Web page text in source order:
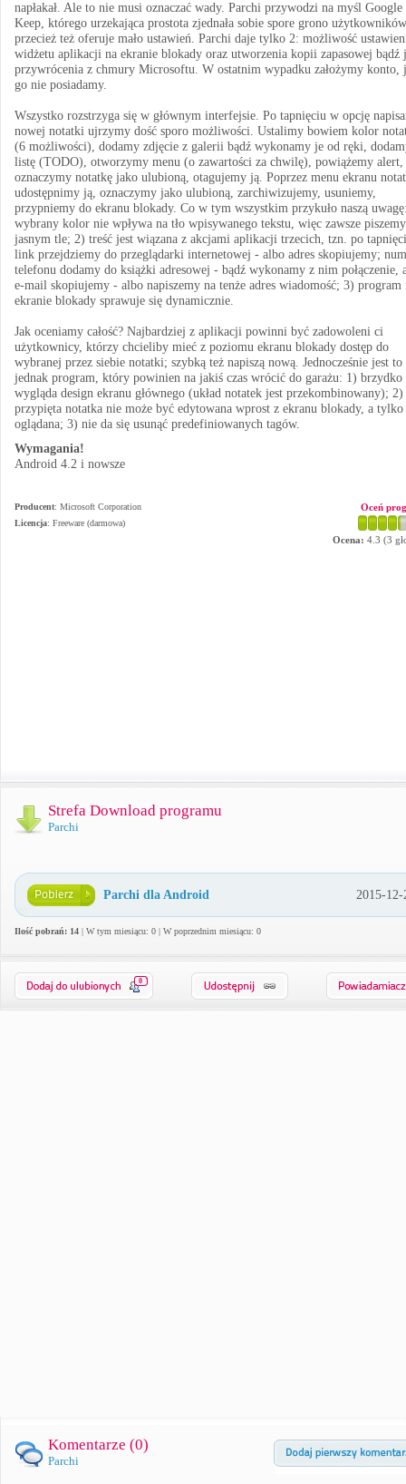
napłakał. Ale to nie musi oznaczać wady. Parchi przywodzi na myśl Google
Keep, którego urzekająca prostota zjednała sobie spore grono
przecież też oferuje mało ustawień. Parchi daje tylko 2: możliwość
widżetu aplikacji na ekranie blokady oraz utworzenia kopii zapasowej bądź
przywrócenia z chmury Microsoftu. W ostatnim wypadku założymy konto,
go nie posiadamy.
Wszystko rozstrzyga się w głównym interfejsie. Po tapnięciu w opcję
nowej notatki ujrzymy dość sporo możliwości. Ustalimy bowiem kolor
(6 możliwości), dodamy zdjęcie z galerii bądź wykonamy je od ręki,
listę (TODO), otworzymy menu (o zawartości za chwilę), powiążemy alert,
oznaczymy notatkę jako ulubioną, otagujemy ją. Poprzez menu ekranu
udostępnimy ją, oznaczymy jako ulubioną, zarchiwizujemy, usuniemy,
przypniemy do ekranu blokady. Co w tym wszystkim przykuło naszą
wybrany kolor nie wpływa na tło wpisywanego tekstu, więc zawsze
jasnym tle; 2) treść jest wiązana z akcjami aplikacji trzecich, tzn. po
link przejdziemy do przeglądarki internetowej - albo adres skopiujemy;
telefonu dodamy do książki adresowej - bądź wykonamy z nim połączenie,
e-mail skopiujemy - albo napiszemy na tenże adres wiadomość; 3) program
ekranie blokady sprawuje się dynamicznie.
Jak oceniamy całość? Najbardziej z aplikacji powinni być zadowoleni ci
użytkownicy, którzy chcieliby mieć z poziomu ekranu blokady dostęp do
wybranej przez siebie notatki; szybką też napiszą nową. Jednocześnie jest to
jednak program, który powinien na jakiś czas wrócić do garażu: 1) brzydko
wygląda design ekranu głównego (układ notatek jest przekombinowany); 2)
przypięta notatka nie może być edytowana wprost z ekranu blokady, a tylko
oglądana; 3) nie da się usunąć predefiniowanych tagów.
Wymagania!
Android 4.2 i nowsze
Producent: Microsoft Corporation
Licencja: Freeware (darmowa)
Oceń
Ocena: 4.3 (3
Strefa Download programu
Parchi
Parchi dla Android 2015-12-
Ilość pobrań: 14 | W tym miesiącu: 0 | W poprzednim miesiącu: 0
0
Komentarze (0)
Parchi